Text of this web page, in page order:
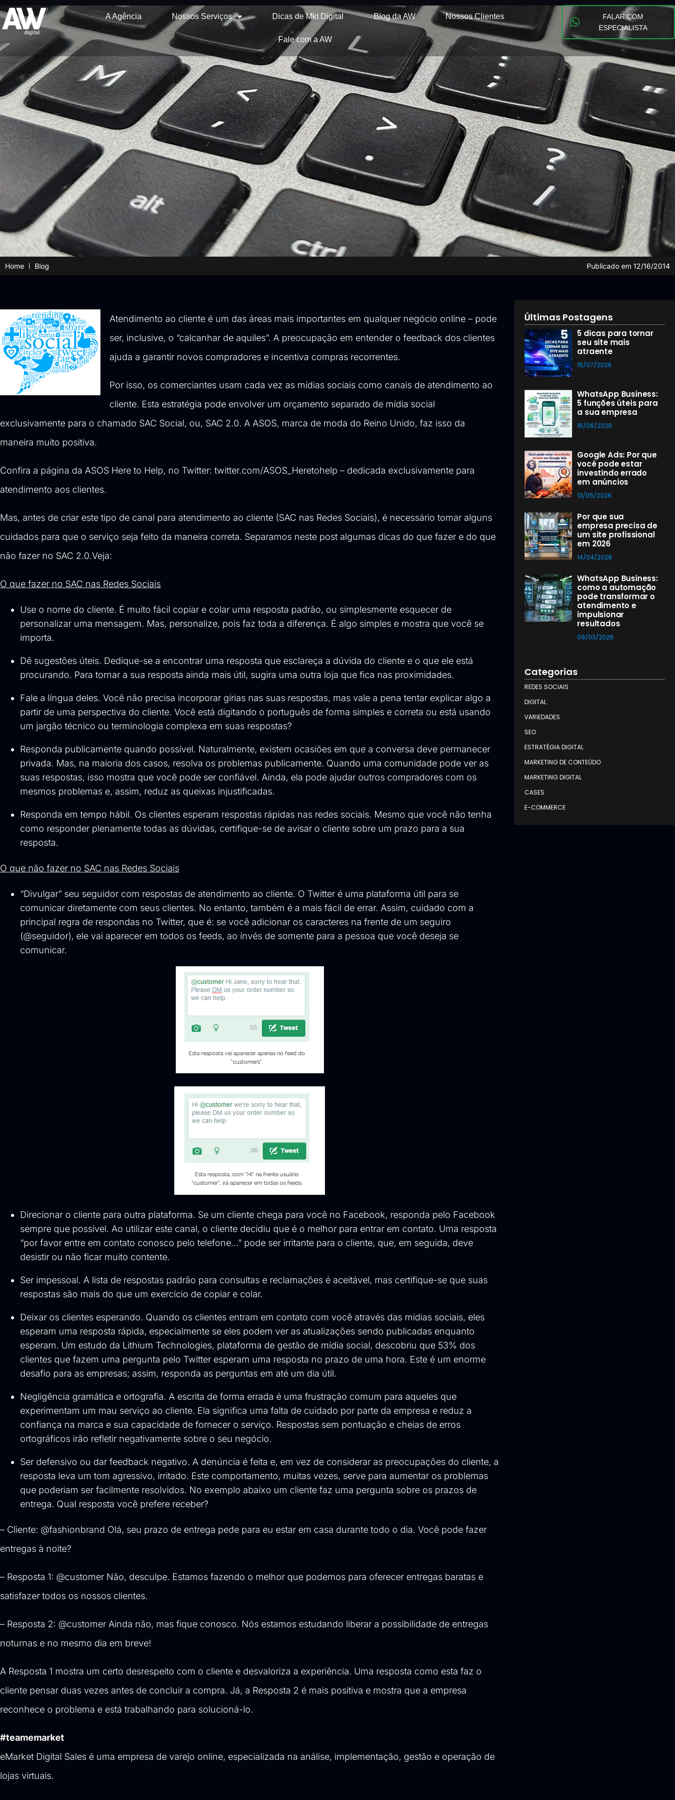
A Agência Nossos Serviços Dicas de Mkt Digital Blog da AW Nossos Clientes
Fale com a AW
FALAR COM
ESPECIALISTA
Home Blog Publicado em 12/16/2014
Atendimento ao cliente é um das áreas mais importantes em qualquer negócio online – pode
ser, inclusive, o “calcanhar de aquiles”. A preocupação em entender o feedback dos clientes
ajuda a garantir novos compradores e incentiva compras recorrentes.
Por isso, os comerciantes usam cada vez as mídias sociais como canais de atendimento ao
cliente. Esta estratégia pode envolver um orçamento separado de mídia social
exclusivamente para o chamado SAC Social, ou, SAC 2.0. A ASOS, marca de moda do Reino Unido, faz isso da
maneira muito positiva.
Confira a página da ASOS Here to Help, no Twitter: twitter.com/ASOS_Heretohelp – dedicada exclusivamente para
atendimento aos clientes.
Mas, antes de criar este tipo de canal para atendimento ao cliente (SAC nas Redes Sociais), é necessário tomar alguns
cuidados para que o serviço seja feito da maneira correta. Separamos neste post algumas dicas do que fazer e do que
não fazer no SAC 2.0.Veja:
O que fazer no SAC nas Redes Sociais
Use o nome do cliente. É muito fácil copiar e colar uma resposta padrão, ou simplesmente esquecer de
personalizar uma mensagem. Mas, personalize, pois faz toda a diferença. É algo simples e mostra que você se
importa.
Dê sugestões úteis. Dedique-se a encontrar uma resposta que esclareça a dúvida do cliente e o que ele está
procurando. Para tornar a sua resposta ainda mais útil, sugira uma outra loja que fica nas proximidades.
Fale a língua deles. Você não precisa incorporar gírias nas suas respostas, mas vale a pena tentar explicar algo a
partir de uma perspectiva do cliente. Você está digitando o português de forma simples e correta ou está usando
um jargão técnico ou terminologia complexa em suas respostas?
Responda publicamente quando possível. Naturalmente, existem ocasiões em que a conversa deve permanecer
privada. Mas, na maioria dos casos, resolva os problemas publicamente. Quando uma comunidade pode ver as
suas respostas, isso mostra que você pode ser confiável. Ainda, ela pode ajudar outros compradores com os
mesmos problemas e, assim, reduz as queixas injustificadas.
Responda em tempo hábil. Os clientes esperam respostas rápidas nas redes sociais. Mesmo que você não tenha
como responder plenamente todas as dúvidas, certifique-se de avisar o cliente sobre um prazo para a sua
resposta.
O que não fazer no SAC nas Redes Sociais
“Divulgar” seu seguidor com respostas de atendimento ao cliente. O Twitter é uma plataforma útil para se
comunicar diretamente com seus clientes. No entanto, também é a mais fácil de errar. Assim, cuidado com a
principal regra de respondas no Twitter, que é: se você adicionar os caracteres na frente de um seguiro
(@seguidor), ele vai aparecer em todos os feeds, ao invés de somente para a pessoa que você deseja se
comunicar.
Direcionar o cliente para outra plataforma. Se um cliente chega para você no Facebook, responda pelo Facebook
sempre que possível. Ao utilizar este canal, o cliente decidiu que é o melhor para entrar em contato. Uma resposta
“por favor entre em contato conosco pelo telefone…” pode ser irritante para o cliente, que, em seguida, deve
desistir ou não ficar muito contente.
Ser impessoal. A lista de respostas padrão para consultas e reclamações é aceitável, mas certifique-se que suas
respostas são mais do que um exercício de copiar e colar.
Deixar os clientes esperando. Quando os clientes entram em contato com você através das mídias sociais, eles
esperam uma resposta rápida, especialmente se eles podem ver as atualizações sendo publicadas enquanto
esperam. Um estudo da Lithium Technologies, plataforma de gestão de mídia social, descobriu que 53% dos
clientes que fazem uma pergunta pelo Twitter esperam uma resposta no prazo de uma hora. Este é um enorme
desafio para as empresas; assim, responda as perguntas em até um dia útil.
Negligência gramática e ortografia. A escrita de forma errada é uma frustração comum para aqueles que
experimentam um mau serviço ao cliente. Ela significa uma falta de cuidado por parte da empresa e reduz a
confiança na marca e sua capacidade de fornecer o serviço. Respostas sem pontuação e cheias de erros
ortográficos irão refletir negativamente sobre o seu negócio.
Ser defensivo ou dar feedback negativo. A denúncia é feita e, em vez de considerar as preocupações do cliente, a
resposta leva um tom agressivo, irritado. Este comportamento, muitas vezes, serve para aumentar os problemas
que poderiam ser facilmente resolvidos. No exemplo abaixo um cliente faz uma pergunta sobre os prazos de
entrega. Qual resposta você prefere receber?
– Cliente: @fashionbrand Olá, seu prazo de entrega pede para eu estar em casa durante todo o dia. Você pode fazer
entregas à noite?
– Resposta 1: @customer Não, desculpe. Estamos fazendo o melhor que podemos para oferecer entregas baratas e
satisfazer todos os nossos clientes.
– Resposta 2: @customer Ainda não, mas fique conosco. Nós estamos estudando liberar a possibilidade de entregas
noturnas e no mesmo dia em breve!
A Resposta 1 mostra um certo desrespeito com o cliente e desvaloriza a experiência. Uma resposta como esta faz o
cliente pensar duas vezes antes de concluir a compra. Já, a Resposta 2 é mais positiva e mostra que a empresa
reconhece o problema e está trabalhando para solucioná-lo.
#teamemarket
eMarket Digital Sales é uma empresa de varejo online, especializada na análise, implementação, gestão e operação de
lojas virtuais.
Últimas Postagens
5 dicas para tornar
seu site mais
atraente
15/07/2026
WhatsApp Business:
5 funções úteis para
a sua empresa
16/06/2026
Google Ads: Por que
você pode estar
investindo errado
em anúncios
13/05/2026
Por que sua
empresa precisa de
um site profissional
em 2026
14/04/2026
WhatsApp Business:
como a automação
pode transformar o
atendimento e
impulsionar
resultados
09/03/2026
Categorias
REDES SOCIAIS
DIGITAL
VARIEDADES
SEO
ESTRATÉGIA DIGITAL
MARKETING DE CONTEÚDO
MARKETING DIGITAL
CASES
E-COMMERCE